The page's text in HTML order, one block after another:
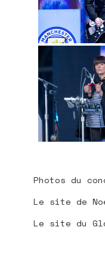
Photos du
Le site de
Le site du